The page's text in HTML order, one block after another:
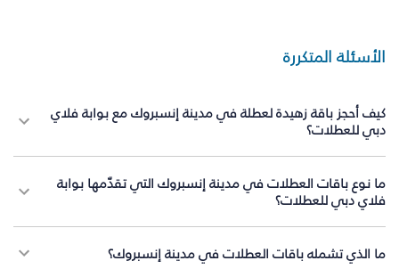
الأسئلة المتكررة
كيف أحجز باقة زهيدة لعطلة في مدينة إنسبروك مع بوابة فلاي
دبي للعطلات؟
ما نوع باقات العطلات في مدينة إنسبروك التي تقدّمها بوابة
فلاي دبي للعطلات؟
ما الذي تشمله باقات العطلات في مدينة إنسبروك؟